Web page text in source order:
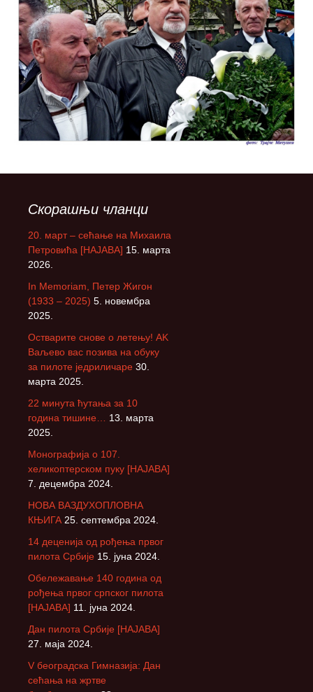
Скорашњи чланци
20. март – сећање на Михаила
Петровића [НАЈАВА] 15. марта
2026.
In Memoriam, Петер Жигон
(1933 – 2025) 5. новембра
2025.
Остварите снове о летењу! АK
Ваљево вас позива на обуку
за пилоте једриличаре 30.
марта 2025.
22 минута ћутања за 10
година тишине…
13. марта
2025.
Монографија о 107.
хеликоптерском пуку [НАЈАВА]
7. децембра 2024.
НОВА ВАЗДУХОПЛОВНА
КЊИГА 25. септембра 2024.
14 деценија од рођења првог
пилота Србије 15. јуна 2024.
Обележавање 140 година од
рођења првог српског пилота
[НАЈАВА] 11. јуна 2024.
Дан пилота Србије [НАЈАВА]
27. маја 2024.
V београдска Гимназија: Дан
сећања на жртве